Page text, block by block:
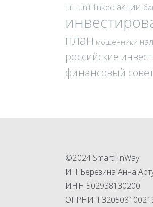
ETF unit-linked акции
план мошенники
российские
финансовый
©2024 SmartFinWay
ИП Березина Анна
ИНН 502938130200
ОГРНИП